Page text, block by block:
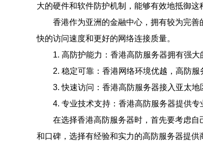
大的硬件和软件防护机制，能够有效地抵御这
香港作为亚洲的金融中心，拥有较为完
快的访问速度和更好的网络连接质量。
1. 高防护能力：香港高防服务器拥有强
2. 稳定可靠：香港网络环境优越，高防
3. 快速访问：香港高防服务器接入亚太
4. 专业技术支持：香港高防服务器提供
在选择香港高防服务器时，首先要考虑
和口碑，选择有经验和实力的高防服务器提供